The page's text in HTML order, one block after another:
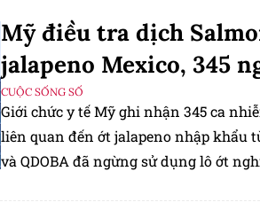
Mỹ điều tra dịch
jalapeno Mexico, 345
CUỘC SỐNG SỐ
Giới chức y tế Mỹ ghi nhận 345 ca
liên quan đến ớt jalapeno nhập khẩu
và QDOBA đã ngừng sử dụng lô ớt